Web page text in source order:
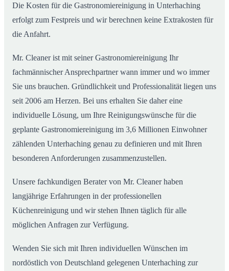
Die Kosten für die Gastronomiereinigung in Unterhaching
erfolgt zum Festpreis und wir berechnen keine Extrakosten für
die Anfahrt.
Mr. Cleaner ist mit seiner Gastronomiereinigung Ihr
fachmännischer Ansprechpartner wann immer und wo immer
Sie uns brauchen. Gründlichkeit und Professionalität liegen uns
seit 2006 am Herzen. Bei uns erhalten Sie daher eine
individuelle Lösung, um Ihre Reinigungswünsche für die
geplante Gastronomiereinigung im 3,6 Millionen Einwohner
zählenden Unterhaching genau zu definieren und mit Ihren
besonderen Anforderungen zusammenzustellen.
Unsere fachkundigen Berater von Mr. Cleaner haben
langjährige Erfahrungen in der professionellen
Küchenreinigung und wir stehen Ihnen täglich für alle
möglichen Anfragen zur Verfügung.
Wenden Sie sich mit Ihren individuellen Wünschen im
nordöstlich von Deutschland gelegenen Unterhaching zur